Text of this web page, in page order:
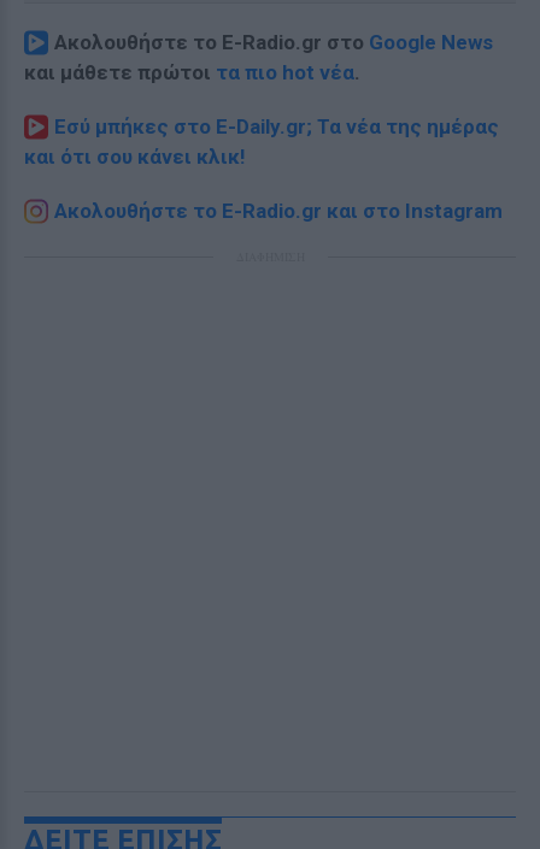
Ακολουθήστε το E-Radio.gr στο Google News
και μάθετε πρώτοι τα πιο hot νέα.
Εσύ μπήκες στο E-Daily.gr; Τα νέα της ημέρας
και ότι σου κάνει κλικ!
Ακολουθήστε το E-Radio.gr και στο Instagram
ΔΕΙΤΕ ΕΠΙΣΗΣ